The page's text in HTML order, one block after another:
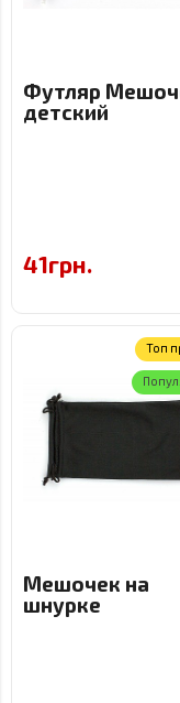
Футляр
детский
41грн.
Топ
Мешочек на
шнурке